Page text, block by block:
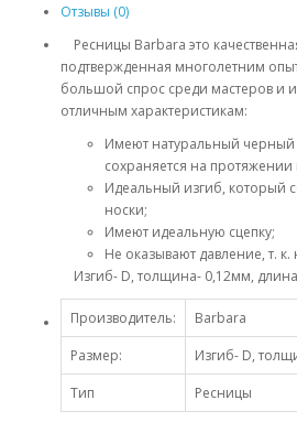
Отзывы (0)
Ресницы Barbara это
подтвержденная многолетним
большой спрос среди мастеров и
отличным характеристикам:
Имеют натуральный черный
сохраняется на протяжении
Идеальный изгиб, который
носки;
Имеют идеальную сцепку;
Не оказывают давление, т.
Изгиб- D, толщина- 0,12мм,
Производитель:
Barbara
Размер:
Изгиб- D,
Тип
Ресницы